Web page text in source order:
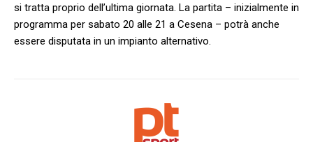
si tratta proprio dell’ultima giornata. La partita – inizialmente in
programma per sabato 20 alle 21 a Cesena – potrà anche
essere disputata in un impianto alternativo.